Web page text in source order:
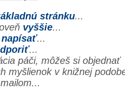
stránku...
vyššie...
napísať...
...
páči, môžeš si objednať
myšlienok v knižnej